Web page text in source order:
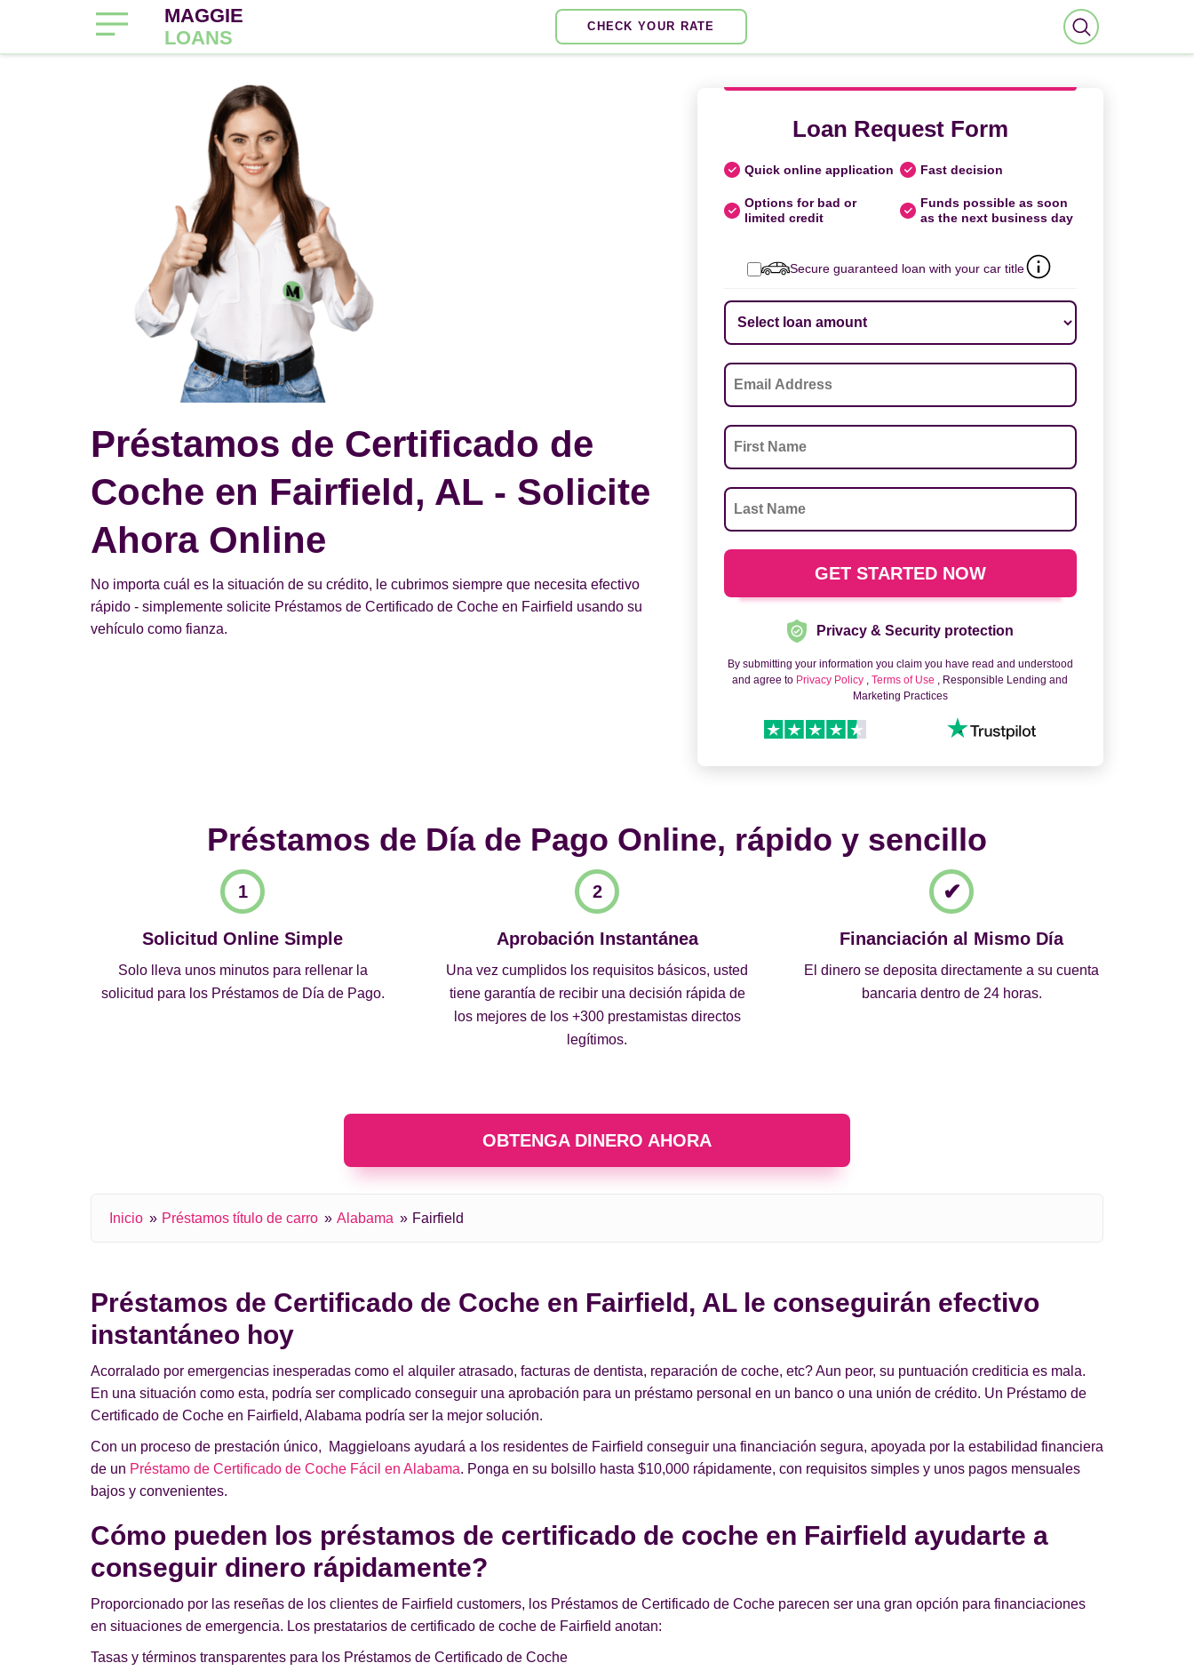
MAGGIE
LOANS
CHECK YOUR RATE
Préstamos de Certificado de
Coche en Fairfield, AL - Solicite
Ahora Online
No importa cuál es la situación de su crédito, le cubrimos siempre que necesita efectivo
rápido - simplemente solicite Préstamos de Certificado de Coche en Fairfield usando su
vehículo como fianza.
Loan Request Form
Quick online application Fast decision
Options for bad or
limited credit
Funds possible as soon
as the next business day
Secure guaranteed loan with your car title
Privacy & Security protection
By submitting your information you claim you have read and understood
and agree to Privacy Policy ,Terms of Use , Responsible Lending and
Marketing Practices
Préstamos de Día de Pago Online, rápido y sencillo
Solicitud Online Simple
Solo lleva unos minutos para rellenar la
solicitud para los Préstamos de Día de Pago.
Aprobación Instantánea
Una vez cumplidos los requisitos básicos, usted
tiene garantía de recibir una decisión rápida de
los mejores de los +300 prestamistas directos
legítimos.
Financiación al Mismo Día
El dinero se deposita directamente a su cuenta
bancaria dentro de 24 horas.
OBTENGA DINERO AHORA
Inicio Préstamos título de carro Alabama Fairfield
Préstamos de Certificado de Coche en Fairfield, AL le conseguirán efectivo
instantáneo hoy
Acorralado por emergencias inesperadas como el alquiler atrasado, facturas de dentista, reparación de coche, etc? Aun peor, su puntuación crediticia es mala.
En una situación como esta, podría ser complicado conseguir una aprobación para un préstamo personal en un banco o una unión de crédito. Un Préstamo de
Certificado de Coche en Fairfield, Alabama podría ser la mejor solución.
Con un proceso de prestación único, Maggieloans ayudará a los residentes de Fairfield conseguir una financiación segura, apoyada por la estabilidad financiera
de un Préstamo de Certificado de Coche Fácil en Alabama. Ponga en su bolsillo hasta $10,000 rápidamente, con requisitos simples y unos pagos mensuales
bajos y convenientes.
Cómo pueden los préstamos de certificado de coche en Fairfield ayudarte a
conseguir dinero rápidamente?
Proporcionado por las reseñas de los clientes de Fairfield customers, los Préstamos de Certificado de Coche parecen ser una gran opción para financiaciones
en situaciones de emergencia. Los prestatarios de certificado de coche de Fairfield anotan:
Tasas y términos transparentes para los Préstamos de Certificado de Coche